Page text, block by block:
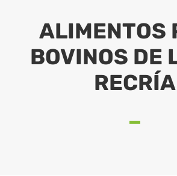
ALIMENTOS
BOVINOS DE
RECRÍA